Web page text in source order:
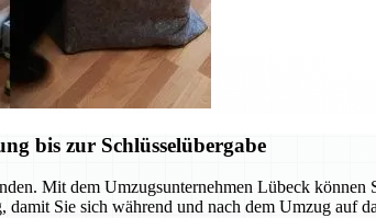
bis zur Schlüsselübergabe
Mit dem Umzugsunternehmen Lübeck können
Sie sich während und nach dem Umzug auf